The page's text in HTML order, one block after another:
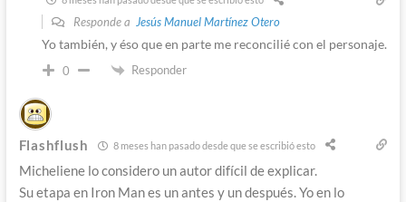
Responde a Jesús Manuel Martínez Otero
Yo también, y éso que en parte me reconcilié con el personaje.
0 Responder
Flashflush 8 meses han pasado desde que se escribió esto
Micheliene lo considero un autor difícil de explicar.
Su etapa en Iron Man es un antes y un después. Yo en lo